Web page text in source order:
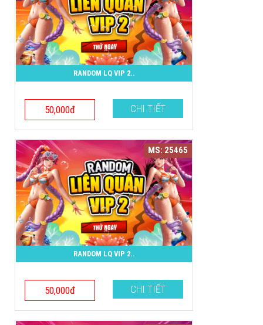
RANDOM LQ VIP 2..
50,000đ CHI TIẾT
MS: 25465
RANDOM LQ VIP 2..
50,000đ CHI TIẾT